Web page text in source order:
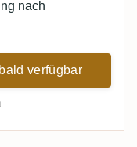
nach
verfügbar